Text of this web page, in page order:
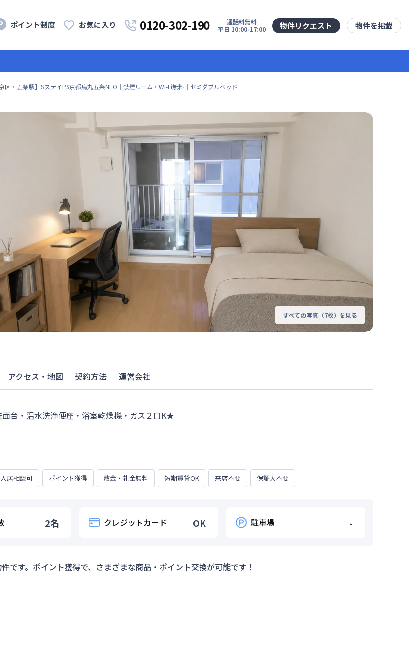
ポイント制度 お気に入り 0120-302-190
通話料無料
平日 10:00-17:00
物件リクエスト 物件を掲載
京区・五条駅】SステイPS京都烏丸五条NEO｜禁煙ルーム・Wi-Fi無料｜セミダブルベッド
すべての写真（7枚）を見る
アクセス・地図 契約方法 運営会社
台・温水洗浄便座・浴室乾燥機・ガス２口K★
居相談可 ポイント獲得 敷金・礼金無料 短期賃貸OK 来店不要 保証人不要
2名 クレジットカード OK 駐車場 -
です。ポイント獲得で、さまざまな商品・ポイント交換が可能です！